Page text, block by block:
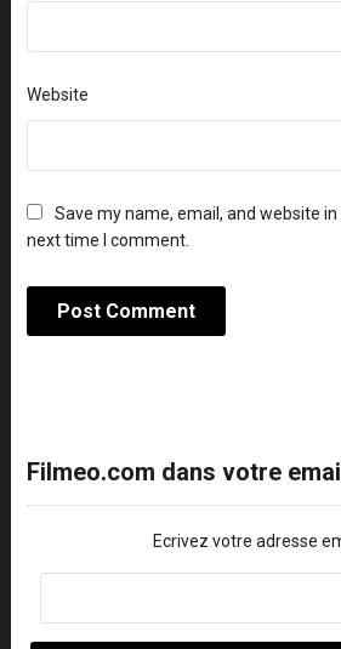
Website
Save my name, email, and website
next time I comment.
Filmeo.com dans votre
Ecrivez votre adresse